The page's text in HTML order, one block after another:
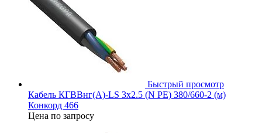
Быстрый просмотр
Кабель КГВВнг(А)-LS 3х2.5 (N PE) 380/660-2 (м)
Конкорд 466
Цена по запросу